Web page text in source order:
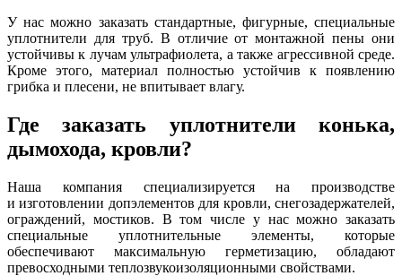
У нас можно заказать стандартные, фигурные, специальные
уплотнители для труб. В отличие от монтажной пены они
устойчивы к лучам ультрафиолета, а также агрессивной среде.
Кроме этого, материал полностью устойчив к появлению
грибка и плесени, не впитывает влагу.
Где заказать уплотнители конька,
дымохода, кровли?
Наша компания специализируется на производстве
и изготовлении допэлементов для кровли, снегозадержателей,
ограждений, мостиков. В том числе у нас можно заказать
специальные уплотнительные элементы, которые
обеспечивают максимальную герметизацию, обладают
превосходными теплозвукоизоляционными свойствами.